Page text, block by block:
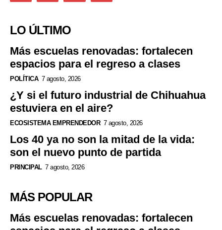
LO ÚLTIMO
Más escuelas renovadas: fortalecen
espacios para el regreso a clases
POLÍTICA 7 agosto, 2026
¿Y si el futuro industrial de Chihuahua
estuviera en el aire?
ECOSISTEMA EMPRENDEDOR 7 agosto, 2026
Los 40 ya no son la mitad de la vida:
son el nuevo punto de partida
PRINCIPAL 7 agosto, 2026
MÁS POPULAR
Más escuelas renovadas: fortalecen